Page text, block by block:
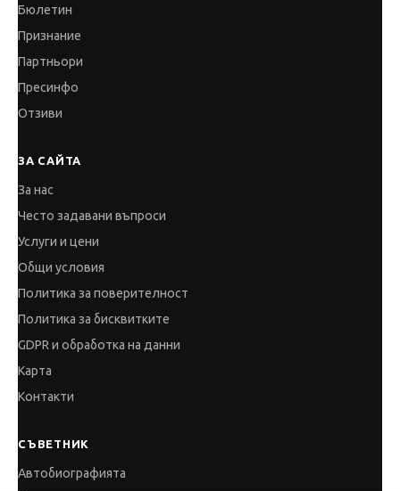
Бюлетин
Признание
Партньори
Пресинфо
Отзиви
ЗА САЙТА
За нас
Често задавани въпроси
Услуги и цени
Общи условия
Политика за поверителност
Политика за бисквитките
GDPR и обработка на данни
Карта
Контакти
СЪВЕТНИК
Автобиографията